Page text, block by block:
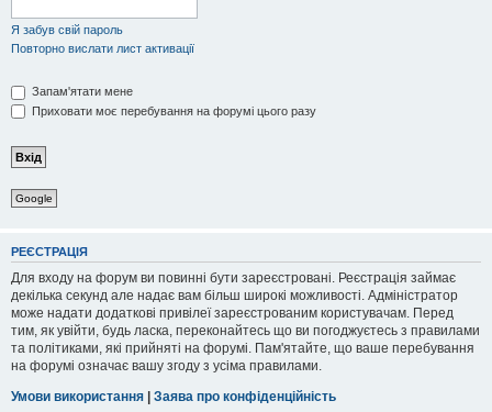
Я забув свій пароль
Повторно вислати лист активації
Запам'ятати мене
Приховати моє перебування на форумі цього разу
Google
РЕЄСТРАЦІЯ
Для входу на форум ви повинні бути зареєстровані. Реєстрація займає
декілька секунд але надає вам більш широкі можливості. Адміністратор
може надати додаткові привілеї зареєстрованим користувачам. Перед
тим, як увійти, будь ласка, переконайтесь що ви погоджуєтесь з правилами
та політиками, які прийняті на форумі. Пам'ятайте, що ваше перебування
на форумі означає вашу згоду з усіма правилами.
Умови використання | Заява про конфіденційність